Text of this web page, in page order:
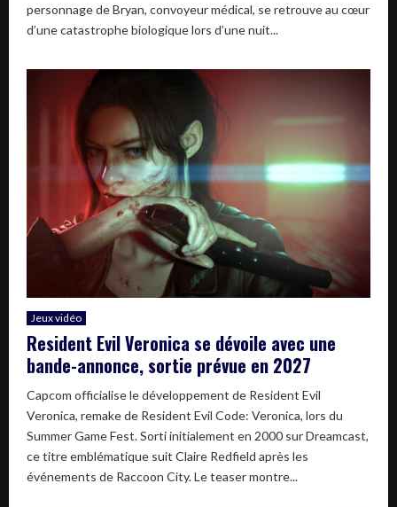
personnage de Bryan, convoyeur médical, se retrouve au cœur
d’une catastrophe biologique lors d’une nuit...
Jeux vidéo
Resident Evil Veronica se dévoile avec une
bande-annonce, sortie prévue en 2027
Capcom officialise le développement de Resident Evil
Veronica, remake de Resident Evil Code: Veronica, lors du
Summer Game Fest. Sorti initialement en 2000 sur Dreamcast,
ce titre emblématique suit Claire Redfield après les
événements de Raccoon City. Le teaser montre...